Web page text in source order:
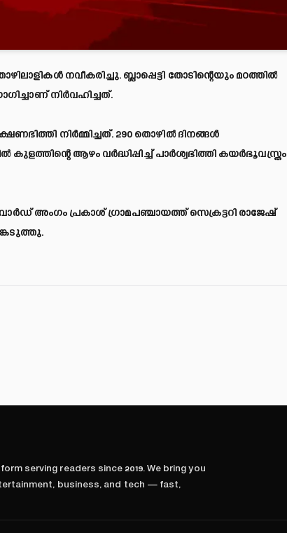
നവീകരിച്ചു. ബ്ലാപ്പെട്ടി തോടിന്റെയും മഠത്തില്‍
നിര്‍വഹിച്ചത്.
നിര്‍മ്മിച്ചത്. 290 തൊഴില്‍ ദിനങ്ങള്‍
ആഴം വര്‍ദ്ധിപ്പിച്ച് പാര്‍ശ്വഭിത്തി കയര്‍ഭൂവസ്ത്രം
അംഗം പ്രകാശ് ഗ്രാമപഞ്ചായത്ത് സെക്രട്ടറി രാജേഷ്
serving readers since 2019. We bring you
business, and tech — fast,